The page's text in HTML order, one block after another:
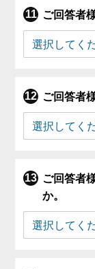
ご回答者
ご回答者
ご回答者
か。